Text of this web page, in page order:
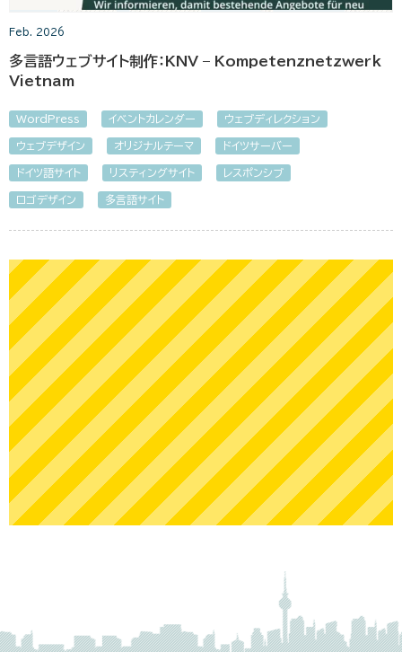
Feb. 2026
多言語ウェブサイト制作：KNV – Kompetenznetzwerk
Vietnam
WordPress イベントカレンダー ウェブディレクション
ウェブデザイン オリジナルテーマ ドイツサーバー
ドイツ語サイト リスティングサイト レスポンシブ
ロゴデザイン 多言語サイト